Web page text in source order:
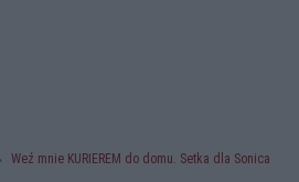
Weź mnie KURIEREM do domu. Setka dla Sonica